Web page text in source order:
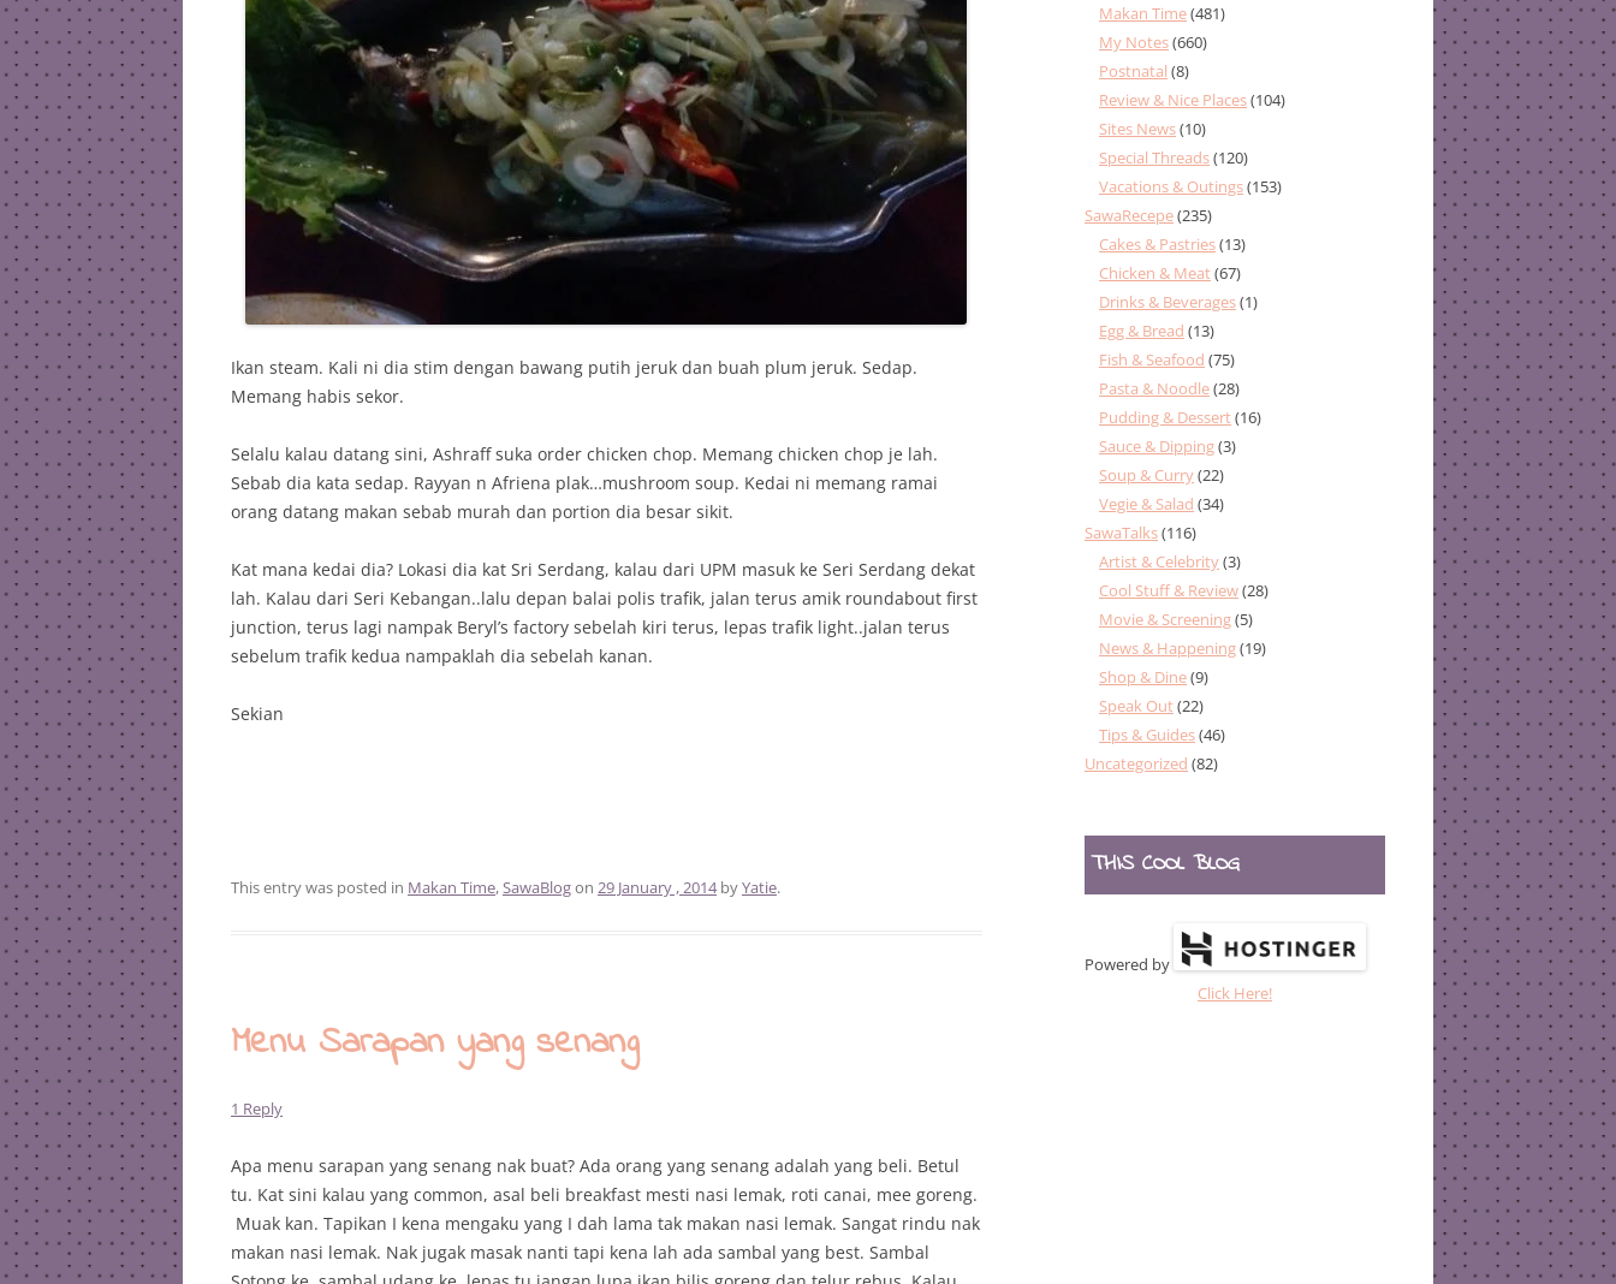
Ikan steam. Kali ni dia stim dengan bawang putih jeruk dan buah plum jeruk. Sedap.
Memang habis sekor.
Selalu kalau datang sini, Ashraff suka order chicken chop. Memang chicken chop je lah.
Sebab dia kata sedap. Rayyan n Afriena plak…mushroom soup. Kedai ni memang ramai
orang datang makan sebab murah dan portion dia besar sikit.
Kat mana kedai dia? Lokasi dia kat Sri Serdang, kalau dari UPM masuk ke Seri Serdang dekat
lah. Kalau dari Seri Kebangan..lalu depan balai polis trafik, jalan terus amik roundabout first
junction, terus lagi nampak Beryl’s factory sebelah kiri terus, lepas trafik light..jalan terus
sebelum trafik kedua nampaklah dia sebelah kanan.
Sekian
This entry was posted in Makan Time,SawaBlogon 29 January , 2014byYatie.
Menu Sarapan yang senang
1 Reply
Apa menu sarapan yang senang nak buat? Ada orang yang senang adalah yang beli. Betul
tu. Kat sini kalau yang common, asal beli breakfast mesti nasi lemak, roti canai, mee goreng.
Muak kan. Tapikan I kena mengaku yang I dah lama tak makan nasi lemak. Sangat rindu nak
makan nasi lemak. Nak jugak masak nanti tapi kena lah ada sambal yang best. Sambal
Makan Time(481)
My Notes(660)
Postnatal (8)
Review & Nice Places(104)
Sites News(10)
Special Threads(120)
Vacations & Outings(153)
SawaRecepe(235)
Cakes & Pastries(13)
Chicken & Meat(67)
Drinks & Beverages(1)
Egg & Bread (13)
Fish & Seafood (75)
Pasta & Noodle(28)
Pudding & Dessert(16)
Sauce & Dipping(3)
Soup & Curry(22)
Vegie & Salad (34)
SawaTalks(116)
Artist & Celebrity(3)
Cool Stuff & Review(28)
Movie & Screening(5)
News & Happening(19)
Shop & Dine(9)
Speak Out(22)
Tips & Guides(46)
Uncategorized (82)
THIS COOL BLOG
Powered by
Click Here!